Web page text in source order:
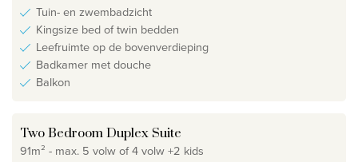
Tuin- en zwembadzicht
Kingsize bed of twin bedden
Leefruimte op de bovenverdieping
Badkamer met douche
Balkon
Two Bedroom Duplex Suite
91m² - max. 5 volw of 4 volw +2 kids